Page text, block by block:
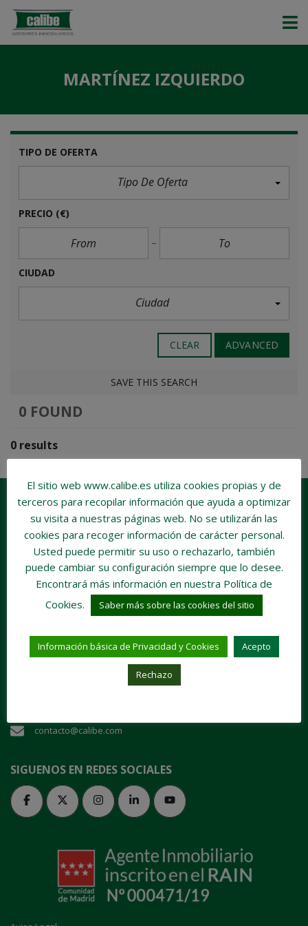
MARTÍNEZ IZQUIERDO
TIPO DE OFERTA
Tipo De Oferta
PRECIO (€)
CIUDAD
Ciudad
CLEAR ADVANCED
SAVE THIS SEARCH
0 FOUND
0 results
Plaza de San Juan de la Cruz, 1 28003 Madrid
contacto@calibe.com
SIGUENOS EN REDES SOCIALES
El sitio web www.calibe.es utiliza cookies propias y de
terceros para recopilar información que ayuda a optimizar
su visita a nuestras páginas web. No se utilizarán las
cookies para recoger información de carácter personal.
Usted puede permitir su uso o rechazarlo, también
puede cambiar su configuración siempre que lo desee.
Encontrará más información en nuestra Política de
Cookies.
Saber más sobre las cookies del sitio
Información básica de Privacidad y Cookies Acepto
Rechazo